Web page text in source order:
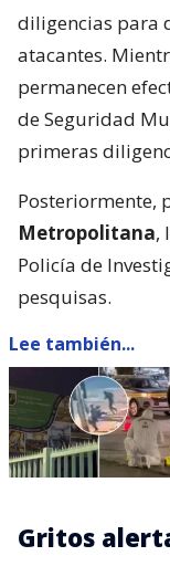
diligencias para
atacantes.
permanecen
de Seguridad
primeras
Posteriormente,
Metropolitana,
Policía de
pesquisas.
Lee también...
Gritos